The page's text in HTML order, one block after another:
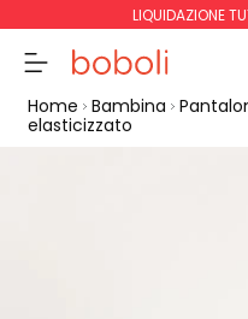
LIQUIDAZIONE
Home Bambina
elasticizzato